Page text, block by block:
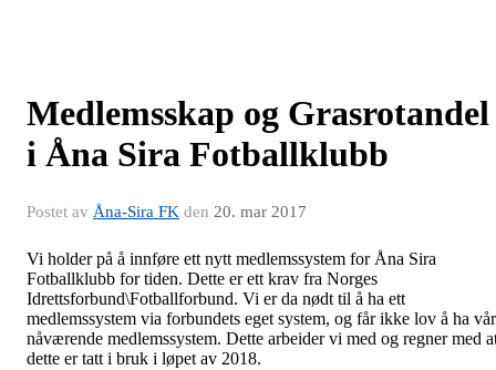
Medlemsskap og Grasrotandel
i Åna Sira Fotballklubb
Postet av Åna-Sira FK den 20. mar 2017
Vi holder på å innføre ett nytt medlemssystem for Åna Sira
Fotballklubb for tiden. Dette er ett krav fra Norges
Idrettsforbund\Fotballforbund. Vi er da nødt til å ha ett
medlemssystem via forbundets eget system, og får ikke lov å ha
nåværende medlemssystem. Dette arbeider vi med og regner med
dette er tatt i bruk i løpet av 2018.